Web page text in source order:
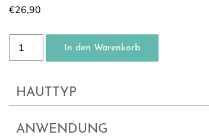
€26,90
Essentielle Spezialcreme Menge
In den Warenkorb
HAUTTYP
ANWENDUNG